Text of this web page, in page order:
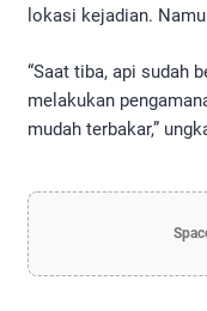
lokasi kejadian.
“Saat tiba, api sudah
melakukan
mudah terbakar,”